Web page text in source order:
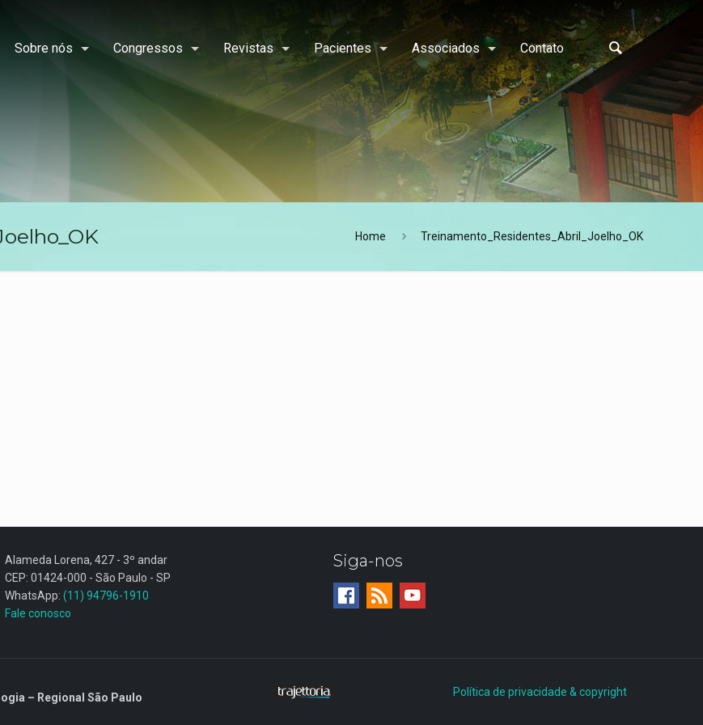
Sobre nós Congressos Revistas Pacientes Associados Contato
Home Treinamento_Residentes_Abril_Joelho_OK
Alameda Lorena, 427 - 3º andar
CEP: 01424-000 - São Paulo - SP
WhatsApp: (11) 94796-1910
Fale conosco
Siga-nos
– Regional São Paulo Política de privacidade & copyright